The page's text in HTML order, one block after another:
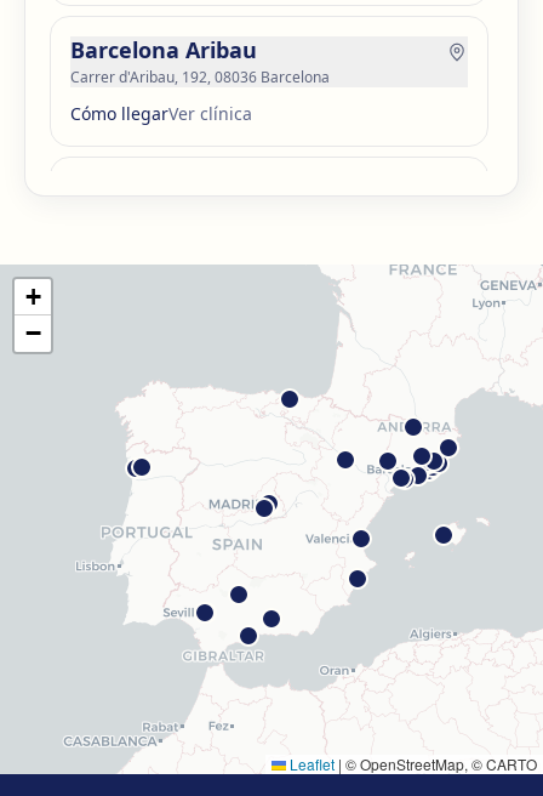
Barcelona Aribau
Carrer d'Aribau, 192, 08036 Barcelona
Cómo llegarVer clínica
Barcelona Guinardó
Carrer dels Madrazo, 60-66, Sarrià-Sant Gervasi, 08006
Cómo llegar Ver clínica
Barcelona Poblenou
Av. Diagonal, 141, Sant Martí, 08018 Barcelona
Cómo llegar Ver clínica
Hospitalet
Rambla Just Oliveras, 63, 08901 L'Hospitalet de
Ver clínica
+
−
Leaflet | © OpenStreetMap, © CARTO